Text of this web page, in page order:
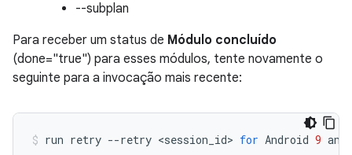
--subplan
Para receber um status de Módulo concluído
(done="true") para esses módulos, tente novamente o
seguinte para a invocação mais recente:
run retry --retry <session_id> for Android 9 and